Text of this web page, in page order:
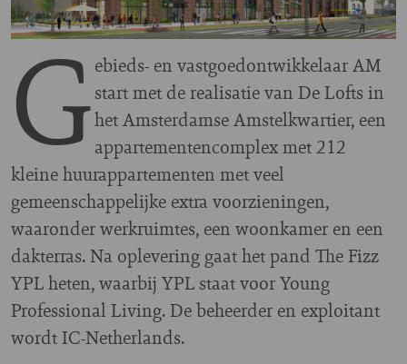
Gebieds- en vastgoedontwikkelaar AM
start met de realisatie van De Lofts in
het Amsterdamse Amstelkwartier, een
appartementencomplex met 212
kleine huurappartementen met veel
gemeenschappelijke extra voorzieningen,
waaronder werkruimtes, een woonkamer en een
dakterras. Na oplevering gaat het pand The Fizz
YPL heten, waarbij YPL staat voor Young
Professional Living. De beheerder en exploitant
wordt IC-Netherlands.